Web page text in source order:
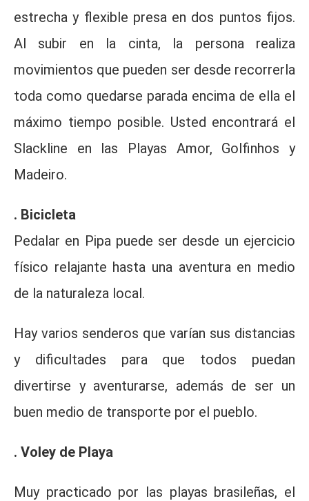
estrecha y flexible presa en dos puntos fijos.
Al subir en la cinta, la persona realiza
movimientos que pueden ser desde recorrerla
toda como quedarse parada encima de ella el
máximo tiempo posible. Usted encontrará el
Slackline en las Playas Amor, Golfinhos y
Madeiro.
. Bicicleta
Pedalar en Pipa puede ser desde un ejercicio
físico relajante hasta una aventura en medio
de la naturaleza local.
Hay varios senderos que varían sus distancias
y dificultades para que todos puedan
divertirse y aventurarse, además de ser un
buen medio de transporte por el pueblo.
. Voley de Playa
Muy practicado por las playas brasileñas, el